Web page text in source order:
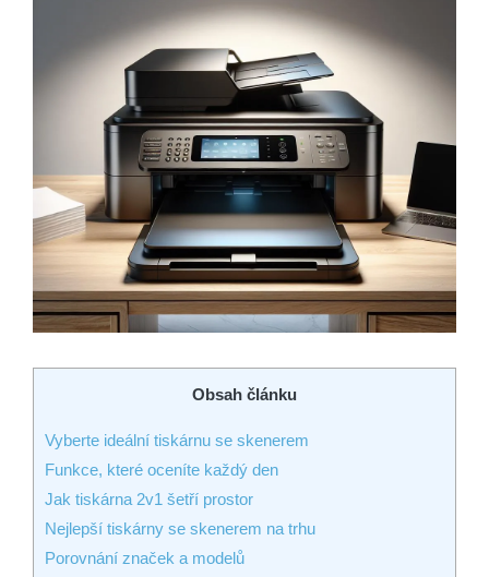
Obsah článku
Vyberte ideální tiskárnu se skenerem
Funkce, které oceníte každý den
Jak tiskárna 2v1 šetří prostor
Nejlepší tiskárny se skenerem na trhu
Porovnání značek a modelů